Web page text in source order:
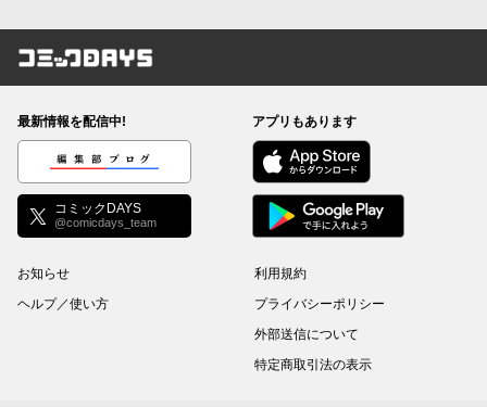
コミックDAYS
最新情報を配信中!
編集部ブログ
コミックDAYS
@comicdays_team
アプリもあります
お知らせ
ヘルプ／使い方
利用規約
プライバシーポリシー
外部送信について
特定商取引法の表示